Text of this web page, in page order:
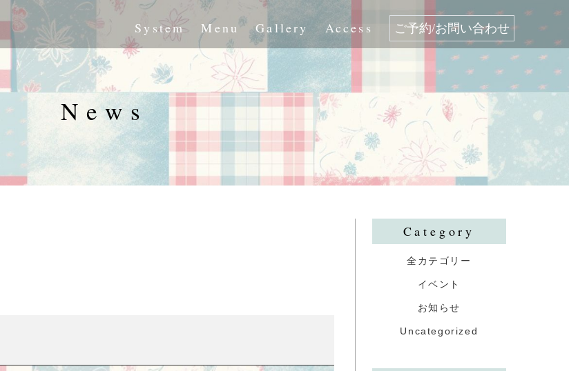
System Menu Gallery Access ご予約/お問い合わせ
News
Category
全カテゴリー
イベント
お知らせ
Uncategorized